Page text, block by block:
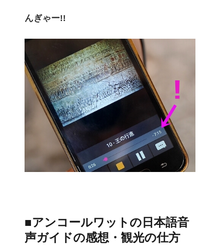
んぎゃー!!
■アンコールワットの日本語音
声ガイドの感想・観光の仕方